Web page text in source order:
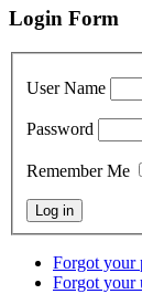
Login Form
User Name
Password
Remember Me
Forgot your
Forgot your